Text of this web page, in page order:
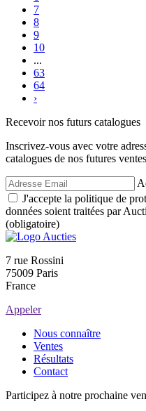
7
8
9
10
...
63
64
›
Recevoir nos futurs catalogues
Inscrivez-vous avec votre
catalogues de nos futures ventes
J'accepte la politique de
données soient traitées par
(obligatoire)
7 rue Rossini
75009 Paris
France
Appeler
Nous connaître
Ventes
Résultats
Contact
Participez à notre prochaine